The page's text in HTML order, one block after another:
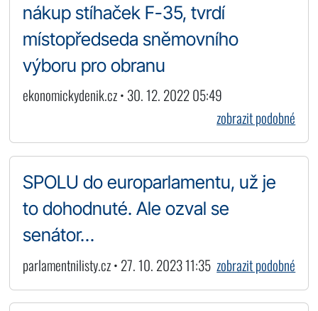
nákup stíhaček F-35, tvrdí
místopředseda sněmovního
výboru pro obranu
ekonomickydenik.cz • 30. 12. 2022 05:49
zobrazit podobné
SPOLU do europarlamentu, už je
to dohodnuté. Ale ozval se
senátor…
parlamentnilisty.cz • 27. 10. 2023 11:35 zobrazit podobné